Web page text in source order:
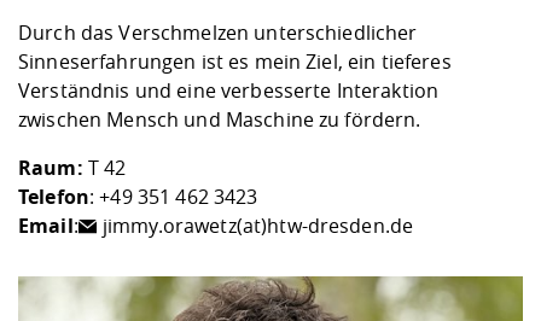
Durch das Verschmelzen unterschiedlicher
Sinneserfahrungen ist es mein Ziel, ein tieferes
Verständnis und eine verbesserte Interaktion
zwischen Mensch und Maschine zu fördern.
Raum: T 42
Telefon: +49 351 462 3423
Email: jimmy.orawetz(at)htw-dresden.de